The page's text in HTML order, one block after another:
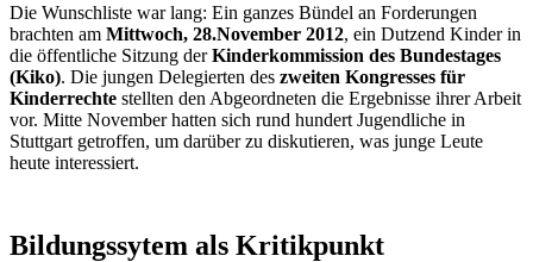
Die Wunschliste war lang: Ein ganzes Bündel an Forderungen
brachten am Mittwoch, 28.November 2012, ein Dutzend Kinder in
die öffentliche Sitzung derKinderkommission des Bundestages
(Kiko). Die jungen Delegierten des zweiten Kongresses für
Kinderrechte stellten den Abgeordneten die Ergebnisse ihrer Arbeit
vor. Mitte November hatten sich rund hundert Jugendliche in
Stuttgart getroffen, um darüber zu diskutieren, was junge Leute
heute interessiert.
Bildungssytem als Kritikpunkt